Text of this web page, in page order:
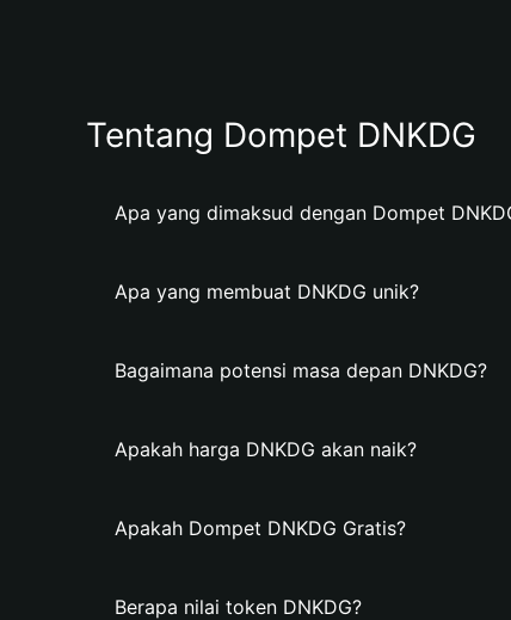
Tentang Dompet DNKDG
Apa yang dimaksud dengan Dompet
Apa yang membuat DNKDG unik?
Bagaimana potensi masa depan DNKDG?
Apakah harga DNKDG akan naik?
Apakah Dompet DNKDG Gratis?
Berapa nilai token DNKDG?